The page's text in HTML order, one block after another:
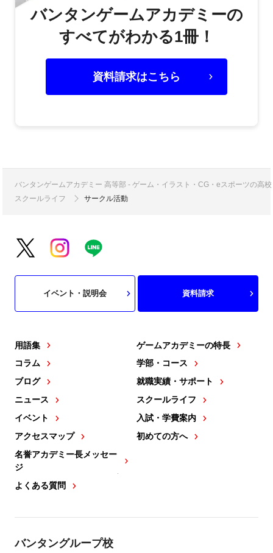
バンタンゲームアカデミーの
すべてがわかる1冊！
資料請求はこちら
バンタンゲームアカデミー 高等部 - ゲーム・イラスト・CG・eスポーツの高
スクールライフ
サークル活動
用語集
コラム
ブログ
ニュース
イベント
アクセスマップ
名誉アカデミー長メッセー
ジ
よくある質問
ゲームアカデミーの特長
学部・コース
就職実績・サポート
スクールライフ
入試・学費案内
初めての方へ
イベント・説明会 資料請求
バンタングループ校